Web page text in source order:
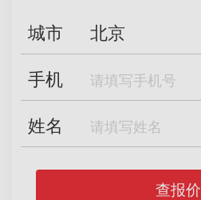
城市 北京
手机
姓名
查报价